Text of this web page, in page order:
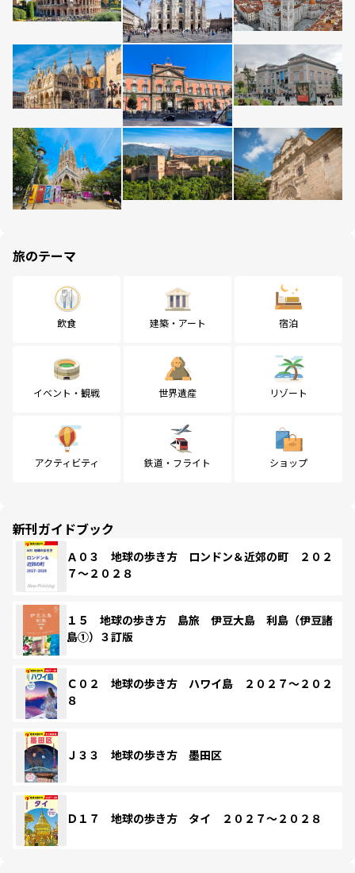
旅のテーマ
飲食 建築・アート 宿泊
イベント・観戦 世界遺産 リゾート
アクティビティ 鉄道・フライト ショップ
新刊ガイドブック
Ａ０３ 地球の歩き方 ロンドン＆近郊の町 ２０２
７～２０２８
１５ 地球の歩き方 島旅 伊豆大島 利島（伊豆諸
島①）３訂版
Ｃ０２ 地球の歩き方 ハワイ島 ２０２７～２０２
８
Ｊ３３ 地球の歩き方 墨田区
Ｄ１７ 地球の歩き方 タイ ２０２７～２０２８